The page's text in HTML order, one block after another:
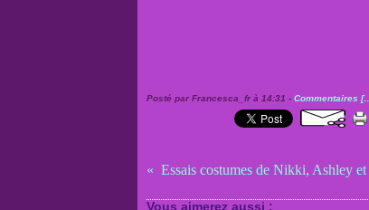
Posté par Francesca_fr à 14:31 - Commentaires […
Vous aimerez aussi :